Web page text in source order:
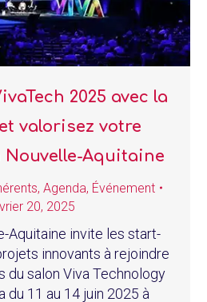
2025 avec la
valorisez votre
Aquitaine
, Agenda, Événement
20, 2025
Aquitaine invite les start-
innovants à rejoindre
du salon Viva Technology
du 11 au 14 juin 2025 à